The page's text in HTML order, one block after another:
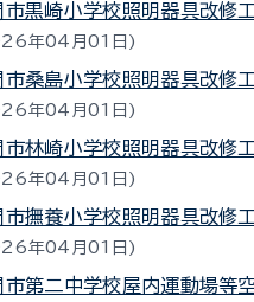
市黒崎小学校照明器具改修
年04月01日
市桑島小学校照明器具改修
年04月01日
市林崎小学校照明器具改修
年04月01日
市撫養小学校照明器具改修
年04月01日
市第二中学校屋内運動場等